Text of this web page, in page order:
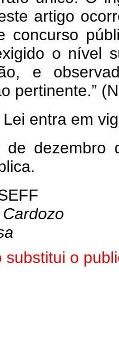
artigo
concurso
o nível
e
pertinente.”
Lei entra em
de dezembro
substitui o